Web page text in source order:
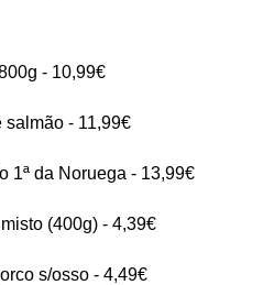
- 10,99€
salmão - 11,99€
1ª da Noruega - 13,99€
(400g) - 4,39€
s/osso - 4,49€